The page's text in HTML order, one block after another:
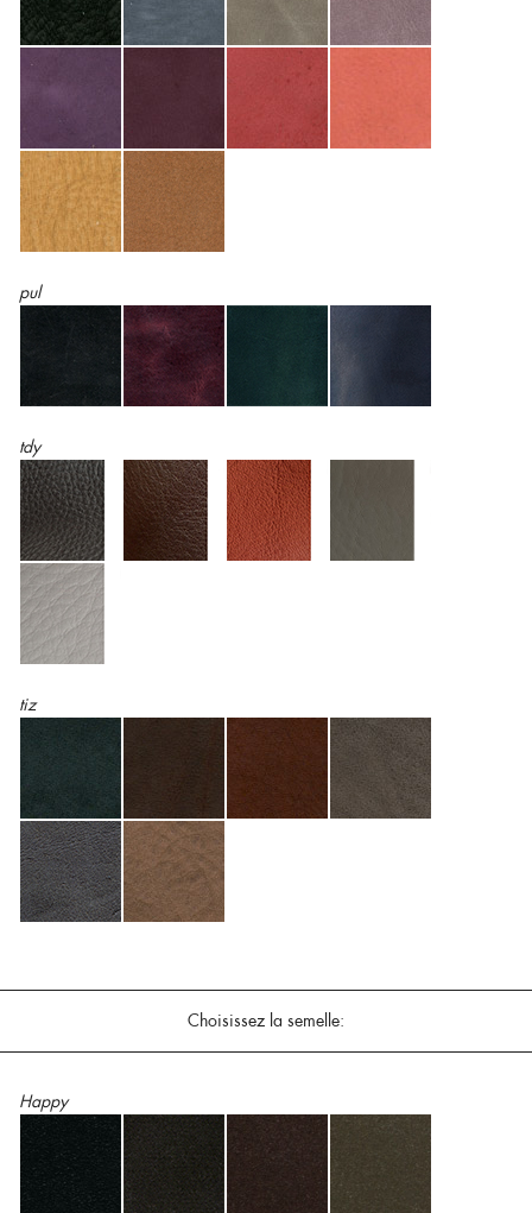
pul
tdy
tiz
Choisissez la semelle:
Happy